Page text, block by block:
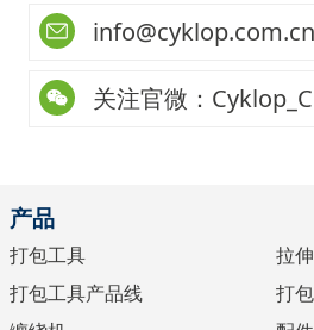
info@cyklop.com.cn
关注官微：
产品
打包工具
打包工具产品线
拉
打